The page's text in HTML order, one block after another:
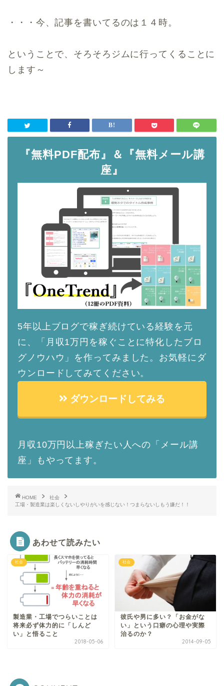
・・・今、記事を書いてるのは１４時。
ということで、そろそろジムに行ってくることに
します～
『無料PDF配布』＆『無料メール講
座』
5年以上ブログで稼ぎ続けている経験を元
に、「月収1万円を稼ぐことに特化したブロ
グノウハウ」を作ってみました。お気軽にダ
ウンロードしてみてください。
ダウンロードしてみる
月収10万円以上稼ぎたい人への「メール講
座」もやってます。
HOME
社会
工場・製造業は楽しくないしやりがいを感じない！つまらないしもう嫌だ！！
あわせて読みたい
社会
製造業・工場でつらいことは
将来必ず体力的に「しんど
い」と悟ること
2018-05-06
社会
彼氏や男に多い？「お金がな
い」という口癖の心理や実際
治るのか？
2014-09-05